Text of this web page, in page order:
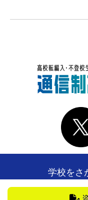
学校をさ
在校生・卒